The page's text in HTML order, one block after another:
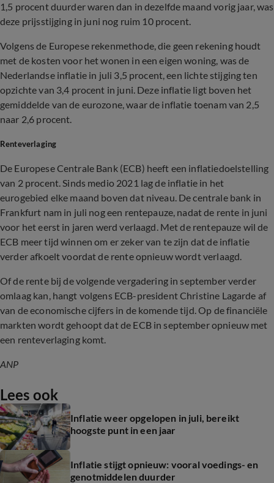
1,5 procent duurder waren dan in dezelfde maand vorig jaar, was
deze prijsstijging in juni nog ruim 10 procent.
Volgens de Europese rekenmethode, die geen rekening houdt
met de kosten voor het wonen in een eigen woning, was de
Nederlandse inflatie in juli 3,5 procent, een lichte stijging ten
opzichte van 3,4 procent in juni. Deze inflatie ligt boven het
gemiddelde van de eurozone, waar de inflatie toenam van 2,5
naar 2,6 procent.
Renteverlaging
De Europese Centrale Bank (ECB) heeft een inflatiedoelstelling
van 2 procent. Sinds medio 2021 lag de inflatie in het
eurogebied elke maand boven dat niveau. De centrale bank in
Frankfurt nam in juli nog een rentepauze, nadat de rente in juni
voor het eerst in jaren werd verlaagd. Met de rentepauze wil de
ECB meer tijd winnen om er zeker van te zijn dat de inflatie
verder afkoelt voordat de rente opnieuw wordt verlaagd.
Of de rente bij de volgende vergadering in september verder
omlaag kan, hangt volgens ECB-president Christine Lagarde af
van de economische cijfers in de komende tijd. Op de financiële
markten wordt gehoopt dat de ECB in september opnieuw met
een renteverlaging komt.
ANP
Lees ook
Inflatie weer opgelopen in juli, bereikt
hoogste punt in een jaar
Inflatie stijgt opnieuw: vooral voedings- en
genotmiddelen duurder